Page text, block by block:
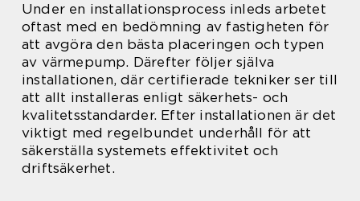
Under en installationsprocess inleds arbetet
oftast med en bedömning av fastigheten för
att avgöra den bästa placeringen och typen
av värmepump. Därefter följer själva
installationen, där certifierade tekniker ser till
att allt installeras enligt säkerhets- och
kvalitetsstandarder. Efter installationen är det
viktigt med regelbundet underhåll för att
säkerställa systemets effektivitet och
driftsäkerhet.